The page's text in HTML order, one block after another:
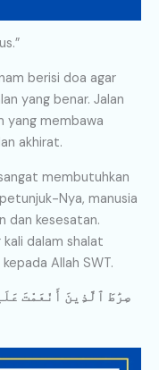
berisi doa agar
yang benar. Jalan
yang membawa
akhirat.
membutuhkan
Nya, manusia
dan kesesatan.
dalam shalat
Allah SWT.